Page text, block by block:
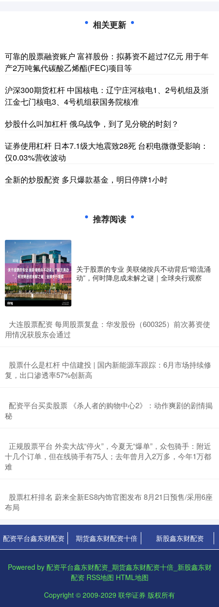
相关更新
可靠的股票融资账户 富祥股份：拟募资不超过7亿元 用于年
产2万吨氟代碳酸乙烯酯(FEC)项目等
沪深300期货杠杆 中国核电：辽宁庄河核电1、2号机组及浙
江金七门核电3、4号机组获国务院核准
炒股什么叫加杠杆 俄乌战争，到了见分晓的时刻？
证券使用杠杆 日本7.1级大地震致28死 台积电微微受影响：
仅0.03%营收波动
全新的炒股配资 多只爆款基金，明日停牌1小时
推荐阅读
关于股票的专业 美联储按兵不动背后“暗流涌
动”，何时降息成未解之谜｜全球央行观察
​大连股票配资 每周股票复盘：华发股份（600325）前次募资使
用情况获股东会通过
​股票什么是杠杆 中信建投 | 国内新能源车跟踪：6月市场持续修
复，出口渗透率57%创新高
​配资平台买卖股票 《杀人者的购物中心2》：动作爽剧的剧情揭
秘
​正规股票平台 外卖大战“停火”，今夏无“爆单”，众包骑手：附近
十几个订单，但在线骑手有75人；去年曾月入2万多，今年1万都
难
​股票杠杆排名 蔚来全新ES8内饰官图发布 8月21日预售/采用6座
布局
配资平台鑫东财配资 期货鑫东财配资十倍 新股鑫东财配资
Powered by 配资平台鑫东财配资_期货鑫东财配资十倍_新股鑫东财
配资 RSS地图 HTML地图
Copyright © 2009-2029 联华证券 版权所有